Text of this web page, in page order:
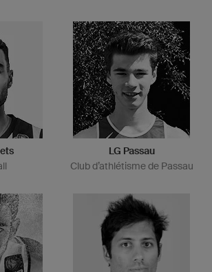
LG Passau
Club d’athlétisme de Passau